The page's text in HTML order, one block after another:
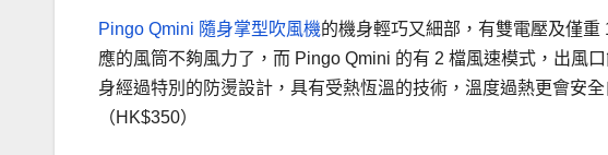
Pingo Qmini 隨身掌型吹風機的機身輕巧又細部，有雙電壓及僅
應的風筒不夠風力了，而 Pingo Qmini 的有 2 檔風速模式，出風
身經過特別的防燙設計，具有受熱恆溫的技術，溫度過熱更會安全
（HK$350）